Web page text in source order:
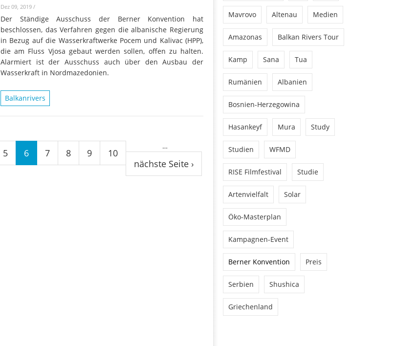
Dez 09, 2019 /
Der Ständige Ausschuss der Berner Konvention hat
beschlossen, das Verfahren gegen die albanische Regierung
in Bezug auf die Wasserkraftwerke Pocem und Kalivac (HPP),
die am Fluss Vjosa gebaut werden sollen, offen zu halten.
Alarmiert ist der Ausschuss auch über den Ausbau der
Wasserkraft in Nordmazedonien.
Balkanrivers
…
5 6 7 8 9
10
nächste Seite ›
Mavrovo Altenau Medien
Amazonas Balkan Rivers Tour
Kamp Sana Tua
Rumänien Albanien
Bosnien-Herzegowina
Hasankeyf Mura Study
Studien WFMD
RISE Filmfestival Studie
Artenvielfalt Solar
Öko-Masterplan
Kampagnen-Event
Berner Konvention Preis
Serbien Shushica
Griechenland